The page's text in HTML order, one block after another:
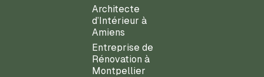
Architecte
d’Intérieur à
Amiens
Entreprise de
Rénovation à
Montpellier